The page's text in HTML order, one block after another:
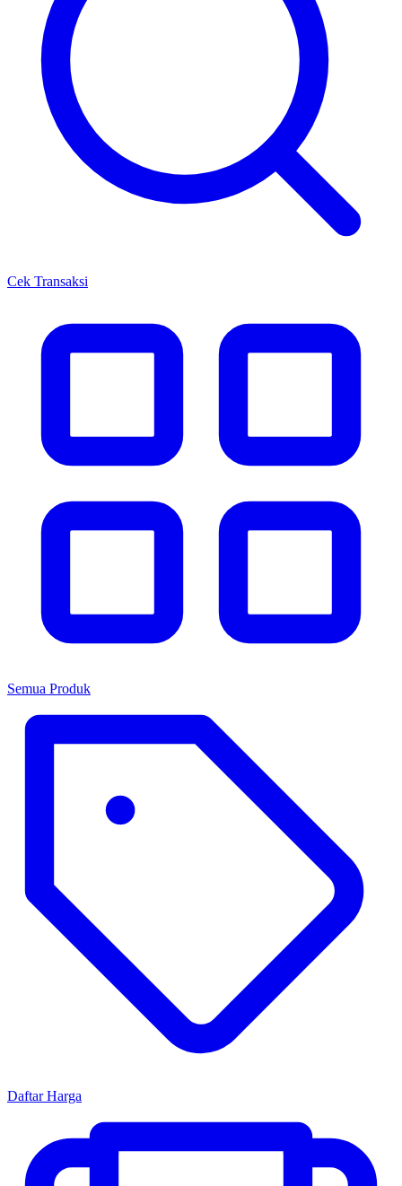
Cek Transaksi
Semua Produk
Daftar Harga